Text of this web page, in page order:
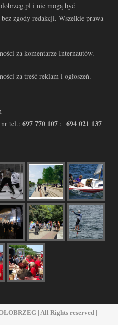
i nie mogą być
zgody redakcji. Wszelkie prawa
za komentarze Internautów.
za treść reklam i ogłoszeń.
nr tel.: 697 770 107 : 694 021 137
| All Rights reserved |